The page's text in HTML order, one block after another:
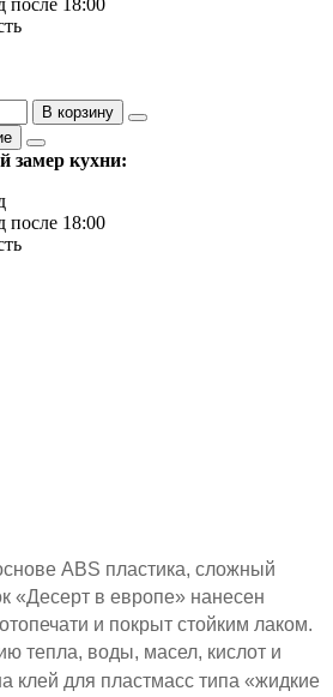
В корзину
замер кухни:
после 18:00
ABS пластика, сложный
«Десерт в европе» нанесен
и покрыт стойким лаком.
тепла, воды, масел, кислот и
клей для пластмасс типа «жидкие